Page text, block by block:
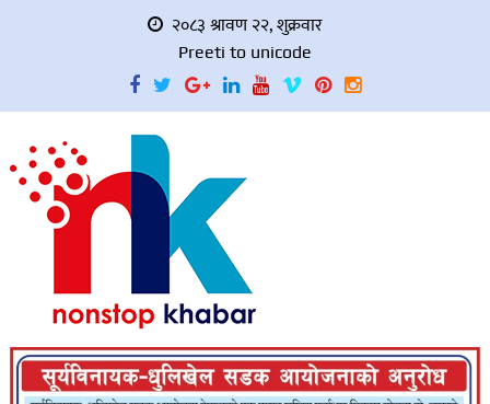
२०८३ श्रावण २२, शुक्रवार
Preeti to unicode